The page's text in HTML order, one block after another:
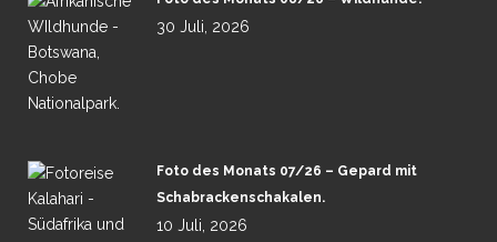
30 Juli, 2026
Foto des Monats 07/26 – Gepard mit
Schabrackenschakalen.
10 Juli, 2026